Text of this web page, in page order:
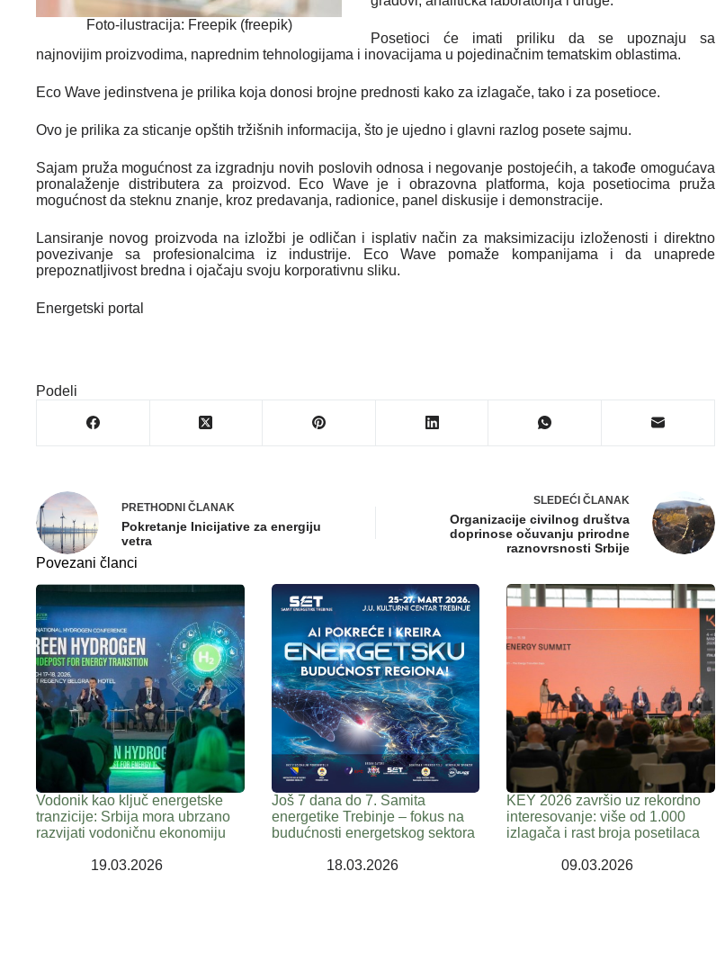
Foto-ilustracija: Freepik (freepik)
Posetioci će imati priliku da se upoznaju sa
najnovijim proizvodima, naprednim tehnologijama i inovacijama u pojedinačnim tematskim oblastima.
Eco Wave jedinstvena je prilika koja donosi brojne prednosti kako za izlagače, tako i za posetioce.
Ovo je prilika za sticanje opštih tržišnih informacija, što je ujedno i glavni razlog posete sajmu.
Sajam pruža mogućnost za izgradnju novih poslovih odnosa i negovanje postojećih, a takođe omogućava
pronalaženje distributera za proizvod. Eco Wave je i obrazovna platforma, koja posetiocima pruža
mogućnost da steknu znanje, kroz predavanja, radionice, panel diskusije i demonstracije.
Lansiranje novog proizvoda na izložbi je odličan i isplativ način za maksimizaciju izloženosti i direktno
povezivanje sa profesionalcima iz industrije. Eco Wave pomaže kompanijama i da unaprede
prepoznatljivost bredna i ojačaju svoju korporativnu sliku.
Energetski portal
Podeli
PRETHODNI ČLANAK
Pokretanje Inicijative za energiju
vetra
SLEDEĆI ČLANAK
Organizacije civilnog društva
doprinose očuvanju prirodne
raznovrsnosti Srbije
Povezani članci
Vodonik kao ključ energetske
tranzicije: Srbija mora ubrzano
razvijati vodoničnu ekonomiju
19.03.2026
Još 7 dana do 7. Samita
energetike Trebinje – fokus na
budućnosti energetskog sektora
18.03.2026
KEY 2026 završio uz rekordno
interesovanje: više od 1.000
izlagača i rast broja posetilaca
09.03.2026